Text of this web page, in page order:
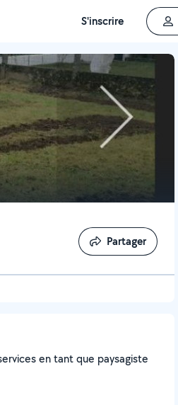
S'inscrire
Partager
Partager
en tant que paysagiste